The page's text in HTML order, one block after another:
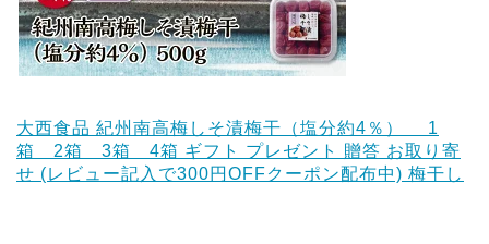
大西食品 紀州南高梅しそ漬梅干（塩分約4％） 1
箱 2箱 3箱 4箱 ギフト プレゼント 贈答 お取り寄
せ (レビュー記入で300円OFFクーポン配布中) 梅干し